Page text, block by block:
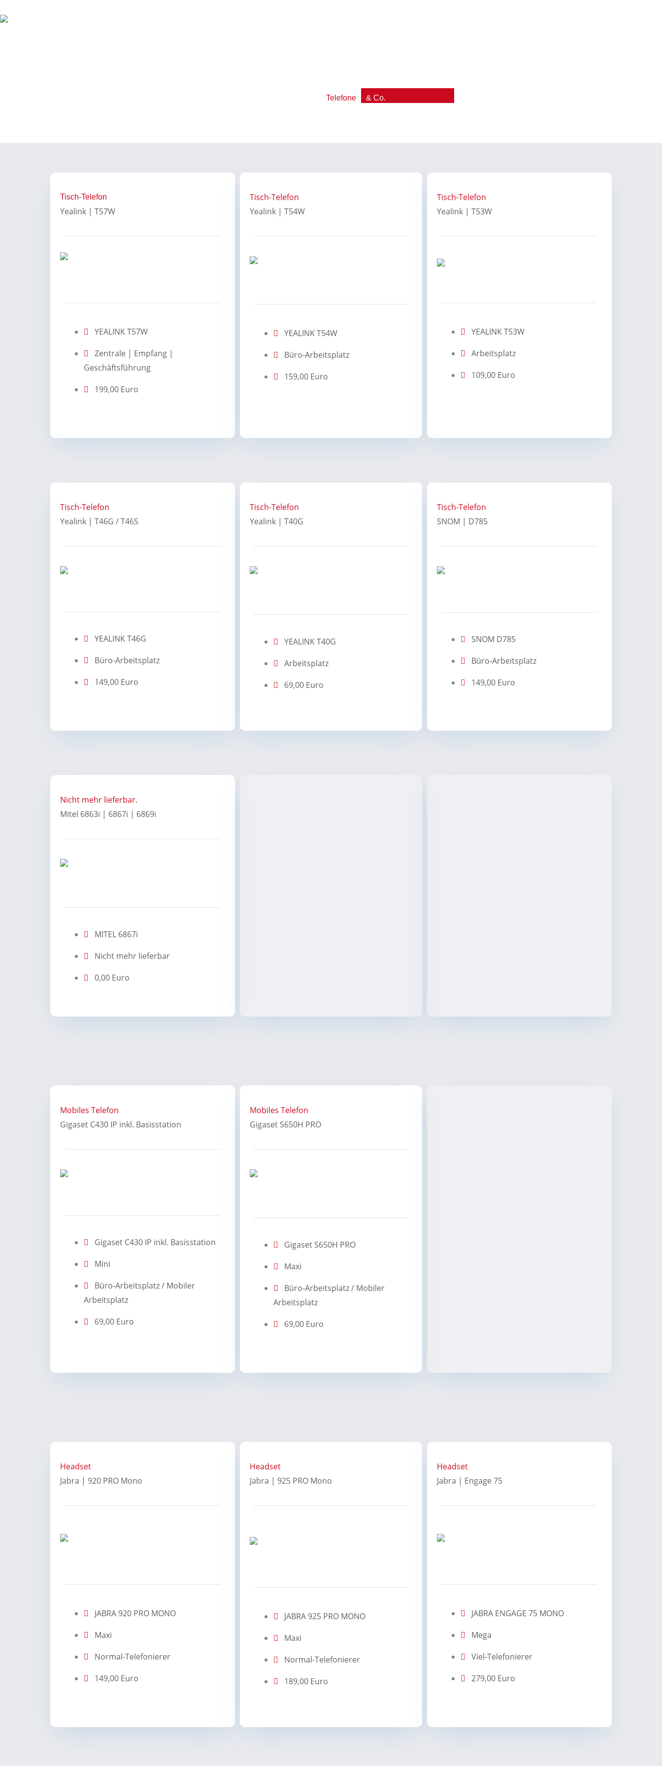
Inhalt
Telefone & Co.
Tisch-Telefon
Yealink | T57W
YEALINK T57W
Zentrale | Empfang |
Geschäftsführung
199,00 Euro
Tisch-Telefon
Yealink | T54W
YEALINK T54W
Büro-Arbeitsplatz
159,00 Euro
Tisch-Telefon
Yealink | T53W
YEALINK T53W
Arbeitsplatz
109,00 Euro
Tisch-Telefon
Yealink | T46G / T46S
YEALINK T46G
Büro-Arbeitsplatz
149,00 Euro
Tisch-Telefon
Yealink | T40G
YEALINK T40G
Arbeitsplatz
69,00 Euro
Tisch-Telefon
SNOM | D785
SNOM D785
Büro-Arbeitsplatz
149,00 Euro
Nicht mehr lieferbar.
Mitel 6863i | 6867i | 6869i
MITEL 6867i
Nicht mehr lieferbar
0,00 Euro
Mobiles Telefon
Gigaset C430 IP inkl. Basisstation
Gigaset C430 IP inkl. Basisstation
Mini
Büro-Arbeitsplatz / Mobiler
Arbeitsplatz
69,00 Euro
Mobiles Telefon
Gigaset S650H PRO
Gigaset S650H PRO
Maxi
Büro-Arbeitsplatz / Mobiler
Arbeitsplatz
69,00 Euro
Headset
Jabra | 920 PRO Mono
JABRA 920 PRO MONO
Maxi
Normal-Telefonierer
149,00 Euro
Headset
Jabra | 925 PRO Mono
JABRA 925 PRO MONO
Maxi
Normal-Telefonierer
189,00 Euro
Headset
Jabra | Engage 75
JABRA ENGAGE 75 MONO
Mega
Viel-Telefonierer
279,00 Euro